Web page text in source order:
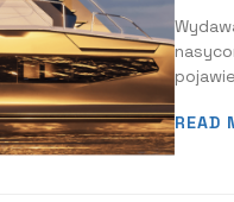
READ